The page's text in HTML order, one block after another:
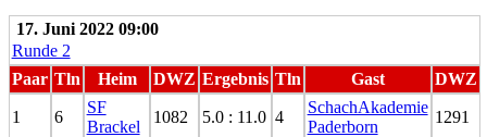
17. Juni 2022 09:00
Runde 2
Paar Tln Heim DWZ Ergebnis Tln Gast DWZ
1 6
SF
Brackel
1082 5.0 : 11.0 4
SchachAkademie
Paderborn
1291